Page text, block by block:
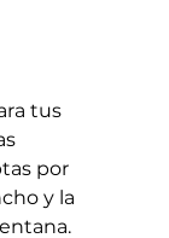
tus
por
y la